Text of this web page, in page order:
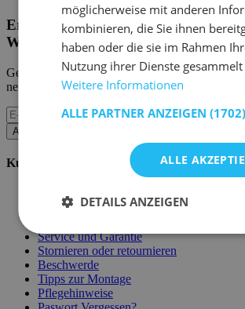
Erhalten Sie unsere neuen
Werbeaktionen.
Geben Sie uns Ihre E-Mail und Sie werden
neuesten Ereignisse informiert.
Abonnieren
Kundenservice
Bestellen bei Emob
Zahlungsmöglichkeiten
Service und Garantie
Stornieren oder retournieren
Beschwerde
Tipps zur Montage
Pflegehinweise
möglicherweise mit anderen
kombinieren, die Sie ihnen
haben oder die sie im Rahmen
Nutzung ihrer Dienste gesammelt
Weitere Informationen
ALLE PARTNER ANZEIGEN
ALLE
DETAILS ANZEIGEN